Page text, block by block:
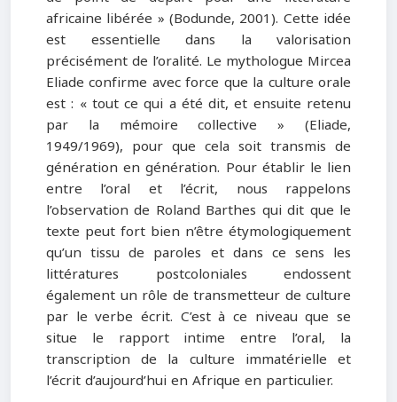
africaine libérée » (Bodunde, 2001). Cette idée
est essentielle dans la valorisation
précisément de l’oralité. Le mythologue Mircea
Eliade confirme avec force que la culture orale
est : « tout ce qui a été dit, et ensuite retenu
par la mémoire collective » (Eliade,
1949/1969), pour que cela soit transmis de
génération en génération. Pour établir le lien
entre l’oral et l’écrit, nous rappelons
l’observation de Roland Barthes qui dit que le
texte peut fort bien n’être étymologiquement
qu’un tissu de paroles et dans ce sens les
littératures postcoloniales endossent
également un rôle de transmetteur de culture
par le verbe écrit. C’est à ce niveau que se
situe le rapport intime entre l’oral, la
transcription de la culture immatérielle et
l’écrit d’aujourd’hui en Afrique en particulier.